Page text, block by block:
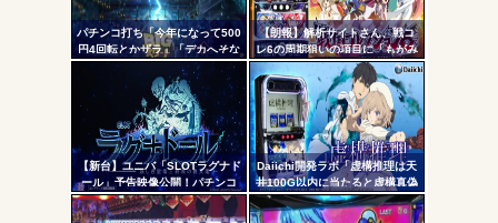
パチンコ打ち「今年になって500
円4回転とかザラ」「デカへそな
のに10回転とかザラ」←これほ
んまかよ？
【朗報】解析サイトさん、戦コ
レ6の周期狙いの項目に「もがみ
んの尻画像」を採用
【新台】ユニバ「SLOTラグナド
ール」予告映像公開！パチンコ
版面白かったし期待だな！！！
Daiichi開発ラボ「虚構推理は天
井100G以内に当たると虚構真偽
が2回当選するまで転落しない状
態に突入するぞ。300G・700G